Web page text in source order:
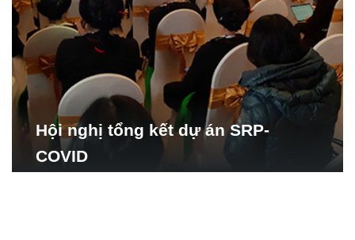
Hội nghị tổng kết dự án SRP-
COVID